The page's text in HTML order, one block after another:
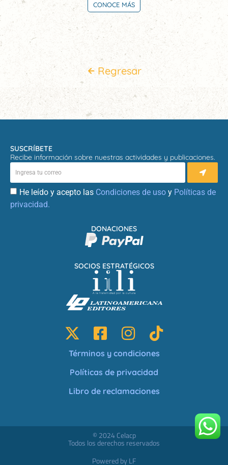
CONOCE MÁS
Regresar
SUSCRÍBETE
Recibe información sobre nuestras actividades y publicaciones.
He leído y acepto las Condiciones de uso y Políticas de
privacidad.
SOCIOS ESTRATÉGICOS
DONACIONES
Términos y condiciones
Políticas de privacidad
Libro de reclamaciones
© 2024 Celacp
Todos los derechos reservados
Powered by LF